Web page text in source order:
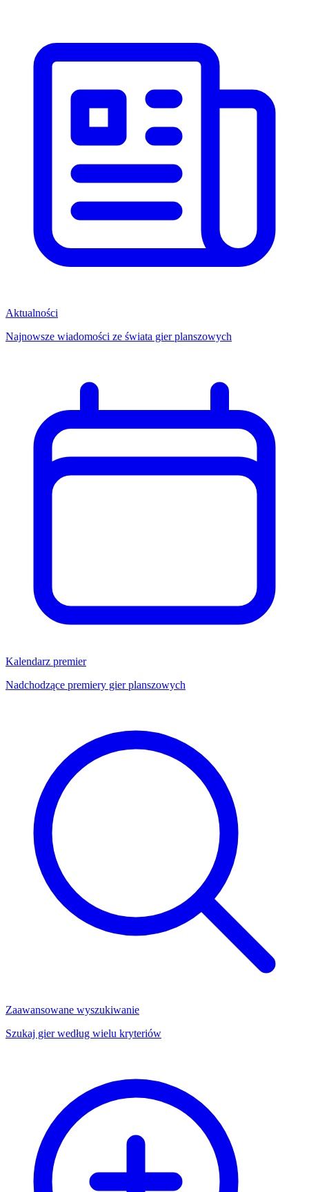
Aktualności
Najnowsze wiadomości ze świata gier planszowych
Kalendarz premier
Nadchodzące premiery gier planszowych
Zaawansowane wyszukiwanie
Szukaj gier według wielu kryteriów